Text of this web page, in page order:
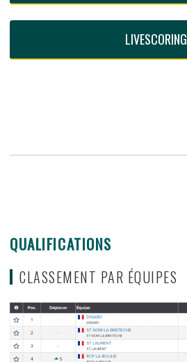
LIVESCORING
QUALIFICATIONS
CLASSEMENT PAR ÉQUIPES